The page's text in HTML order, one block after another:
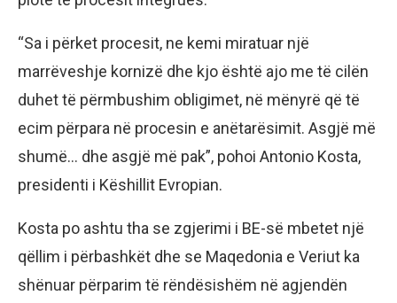
“Sa i përket procesit, ne kemi miratuar një
marrëveshje kornizë dhe kjo është ajo me të cilën
duhet të përmbushim obligimet, në mënyrë që të
ecim përpara në procesin e anëtarësimit. Asgjë më
shumë… dhe asgjë më pak”, pohoi Antonio Kosta,
presidenti i Këshillit Evropian.
Kosta po ashtu tha se zgjerimi i BE-së mbetet një
qëllim i përbashkët dhe se Maqedonia e Veriut ka
shënuar përparim të rëndësishëm në agjendën